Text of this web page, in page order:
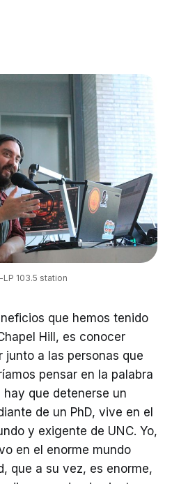
103.5 station
que hemos tenido
Hill, es conocer
a las personas que
pensar en la palabra
hay que detenerse un
de un PhD, vive en el
y exigente de UNC. Yo,
en el enorme mundo
que a su vez, es enorme,